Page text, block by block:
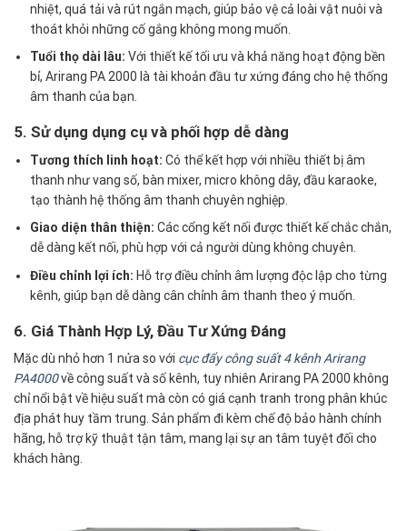
nhiệt, quá tải và rút ngắn mạch, giúp bảo vệ cả loài vật nuôi và
thoát khỏi những cố gắng không mong muốn.
Tuổi thọ dài lâu: Với thiết kế tối ưu và khả năng hoạt động bền
bỉ, Arirang PA 2000 là tài khoản đầu tư xứng đáng cho hệ thống
âm thanh của bạn.
5. Sử dụng dụng cụ và phối hợp dễ dàng
Tương thích linh hoạt: Có thể kết hợp với nhiều thiết bị âm
thanh như vang số, bàn mixer, micro không dây, đầu karaoke,
tạo thành hệ thống âm thanh chuyên nghiệp.
Giao diện thân thiện: Các cổng kết nối được thiết kế chắc chắn,
dễ dàng kết nối, phù hợp với cả người dùng không chuyên.
Điều chỉnh lợi ích: Hỗ trợ điều chỉnh âm lượng độc lập cho từng
kênh, giúp bạn dễ dàng cân chỉnh âm thanh theo ý muốn.
6. Giá Thành Hợp Lý, Đầu Tư Xứng Đáng
Mặc dù nhỏ hơn 1 nửa so với cục đẩy công suất 4 kênh Arirang
PA4000về công suất và số kênh, tuy nhiên Arirang PA 2000 không
chỉ nổi bật về hiệu suất mà còn có giá cạnh tranh trong phân khúc
địa phát huy tầm trung. Sản phẩm đi kèm chế độ bảo hành chính
hãng, hỗ trợ kỹ thuật tận tâm, mang lại sự an tâm tuyệt đối cho
khách hàng.